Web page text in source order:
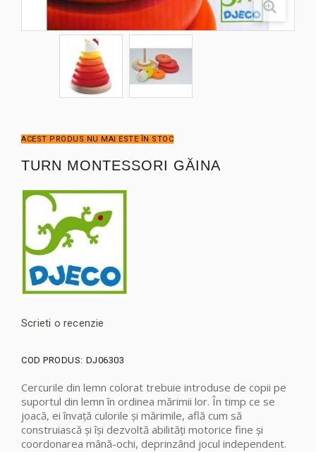
ACEST PRODUS NU MAI ESTE ÎN STOC
TURN MONTESSORI GĂINA
Scrieti o recenzie
COD PRODUS: DJ06303
Cercurile din lemn colorat trebuie introduse de copii pe
suportul din lemn în ordinea mărimii lor. În timp ce se
joacă, ei învață culorile și mărimile, află cum să
construiască și își dezvoltă abilități motorice fine și
coordonarea mână-ochi, deprinzând jocul independent.